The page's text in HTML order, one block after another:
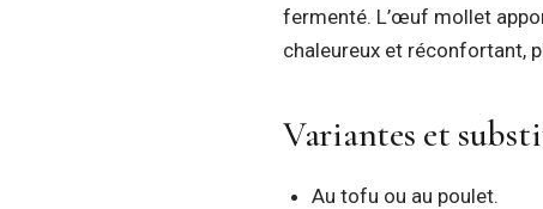
fermenté. L’œuf mollet
chaleureux et réconfortant,
Variantes et
Au tofu ou au poulet.